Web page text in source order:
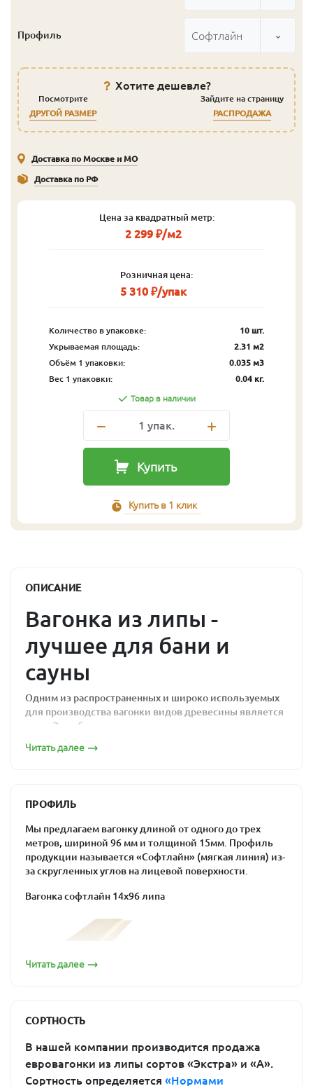
Профиль Софтлайн
Хотите дешевле?
Посмотрите
ДРУГОЙ РАЗМЕР
Зайдите на страницу
РАСПРОДАЖА
Доставка по Москве и МО
Доставка по РФ
Цена за квадратный метр:
2 299 ₽/м2
Розничная цена:
5 310 ₽/упак
Количество в упаковке:
10 шт.
Укрываемая площадь:
2.31 м2
Объём 1 упаковки:
0.035 м3
Вес 1 упаковки:
0.04 кг.
Товар в наличии
1 упак.
Купить
Купить в 1 клик
ОПИСАНИЕ
Вагонка из липы -
лучшее для бани и
сауны
Одним из распространенных и широко используемых
для производства вагонки видов древесины является
липа. Это объясняется наличием у древесины липы
эфирные масла;
способность поддерживать в помещении
оптимальную влажность, выдерживать
перепады температур, противостоять гниению.
содержит смолу и полезна для здоровья человека.
душевой или парной. При потемнении можно легко
восстановить ее изначальный внешний вид путем
бани, пора задуматься о приобретении материала для
можете в компании «ПримаЛес». Предлагаемые
изделия производятся на современном оборудовании
по новейшим технологиям, поэтому соответствуют
Читать далее
ПРОФИЛЬ
Мы предлагаем вагонку длиной от одного до трех
метров, шириной 96 мм и толщиной 15мм. Профиль
продукции называется «Софтлайн» (мягкая линия) из-
за скругленных углов на лицевой поверхности.
Вагонка софтлайн 14х96 липа
Читать далее
СОРТНОСТЬ
В нашей компании производится продажа
евровагонки из липы сортов «Экстра» и «А».
Сортность определяется «Нормами